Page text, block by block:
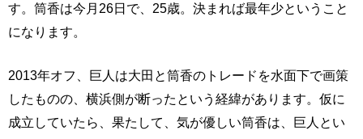
す。筒香は今月26日で、25歳。決まれば最年少ということ
になります。
2013年オフ、巨人は大田と筒香のトレードを水面下で画策
したものの、横浜側が断ったという経緯があります。仮に
成立していたら、果たして、気が優しい筒香は、巨人とい